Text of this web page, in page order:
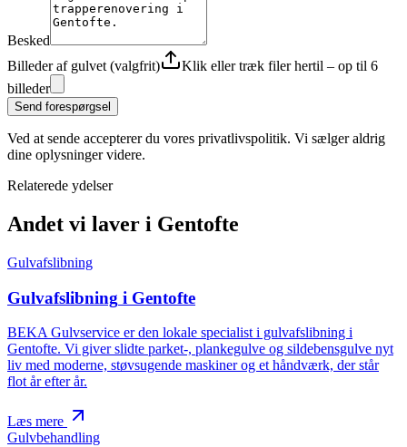
Besked
Billeder af gulvet (valgfrit)
Klik eller træk filer hertil – op til 6
billeder
Send forespørgsel
Ved at sende accepterer du vores privatlivspolitik. Vi sælger aldrig
dine oplysninger videre.
Relaterede ydelser
Andet vi laver i Gentofte
Gulvafslibning
Gulvafslibning i Gentofte
BEKA Gulvservice er den lokale specialist i gulvafslibning i
Gentofte. Vi giver slidte parket-, plankegulve og sildebensgulve nyt
liv med moderne, støvsugende maskiner og et håndværk, der står
flot år efter år.
Læs mere
Gulvbehandling